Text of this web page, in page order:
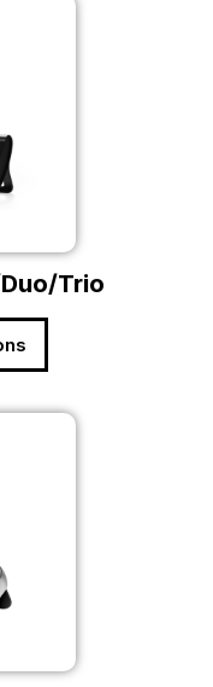
Trio